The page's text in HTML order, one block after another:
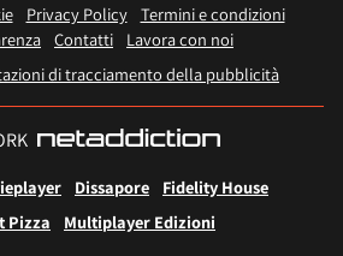
Privacy Policy
Termini e condizioni
Contatti
Lavora con noi
di tracciamento della pubblicità
Dissapore
Fidelity House
Pizza
Multiplayer Edizioni